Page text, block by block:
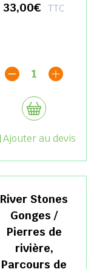
33,00€ TTC
1
Ajouter au devis
River Stones
Gonges /
Pierres de
rivière,
Parcours de